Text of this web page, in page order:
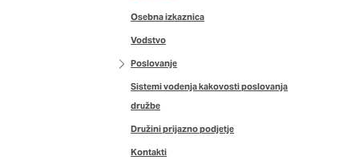
Osebna izkaznica
Vodstvo
Poslovanje
Sistemi vodenja kakovosti poslovanja
družbe
Družini prijazno podjetje
Kontakti
izklopiti. Običajno
blokira te piškotke ali